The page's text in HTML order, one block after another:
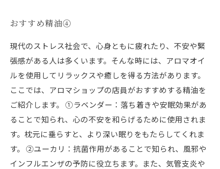
おすすめ精油④
現代のストレス社会で、心身ともに疲れたり、不安や緊
張感がある人は多くいます。そんな時には、アロマオイ
ルを使用してリラックスや癒しを得る方法があります。
ここでは、アロマショップの店員がおすすめする精油を
ご紹介します。 ①ラベンダー：落ち着きや安眠効果があ
ることで知られ、心の不安を和らげるために使用されま
す。枕元に垂らすと、より深い眠りをもたらしてくれま
す。 ②ユーカリ：抗菌作用があることで知られ、風邪や
インフルエンザの予防に役立ちます。また、気管支炎や